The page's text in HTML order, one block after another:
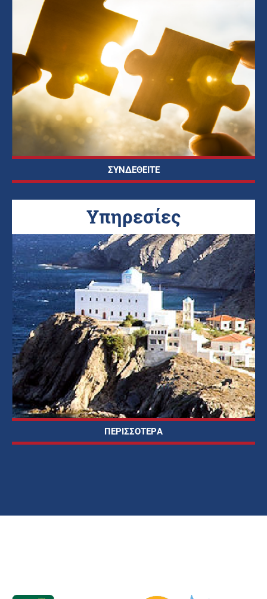
ΣΥΝΔΕΘΕΙΤΕ
Υπηρεσίες
ΠΕΡΙΣΣΟΤΕΡΑ